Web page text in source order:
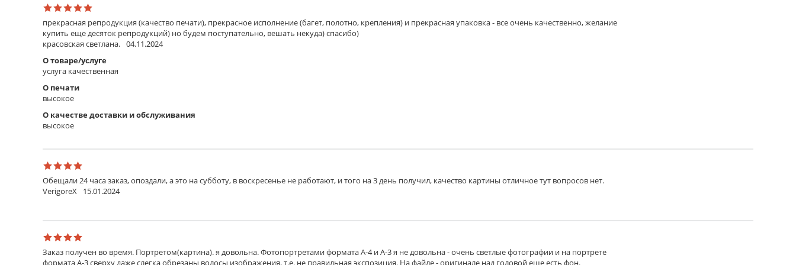
Стекло антибликовое
Стекло с зернистой текстурой, максимально уменьшает отражение света. Толщина 2 мм.
Стекло музейноe
Невидимое стекло с УФ-фильтром, оберегает картину от воздействия дневного света. Толщина 2 мм.
Ламинирование
Ламинирование
Покрытие прозрачной пленкой. Защищает от внешних воздействий, придает презентабельный вид.
Основание
Пенокартон 10 мм
Легкая и прочная сэндвич-панель из вспененного полиуретана, покрытая с обеих сторон белым картоном. На материал наклеивается распечатка на
самоклеящейся пленке.
Пластик 4 мм
Крепление
Без крепления
прекрасная репродукция (качество печати), прекрасное исполнение (багет, полотно, крепления) и прекрасная упаковка - все очень качественно, желание
купить еще десяток репродукций) но будем поступательно, вешать некуда) спасибо)
красовская светлана. 04.11.2024
О товаре/услуге
услуга качественная
О печати
высокое
О качестве доставки и обслуживания
высокое
Обещали 24 часа заказ, опоздали, а это на субботу, в воскресенье не работают, и того на 3 день получил, качество картины отличное тут вопросов нет.
VerigoreX
15.01.2024
Заказ получен во время. Портретом(картина). я довольна. Фотопортретами формата А-4 и А-3 я не довольна - очень светлые фотографии и на портрете
формата А-3 сверху даже слегка обрезаны волосы изображения, т.е. не правильная экспозиция. На файле - оригинале над головой еще есть фон.